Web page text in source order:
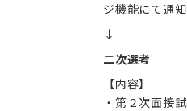
ジ機能にて通知
↓
二次選考
【内容】
・第２次面接